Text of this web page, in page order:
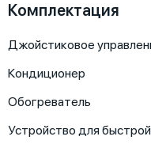
Комплектация
Джойстиковое
Кондиционер
Обогреватель
Устройство для